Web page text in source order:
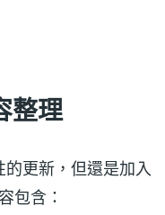
整理
更新，但還是加入
包含：